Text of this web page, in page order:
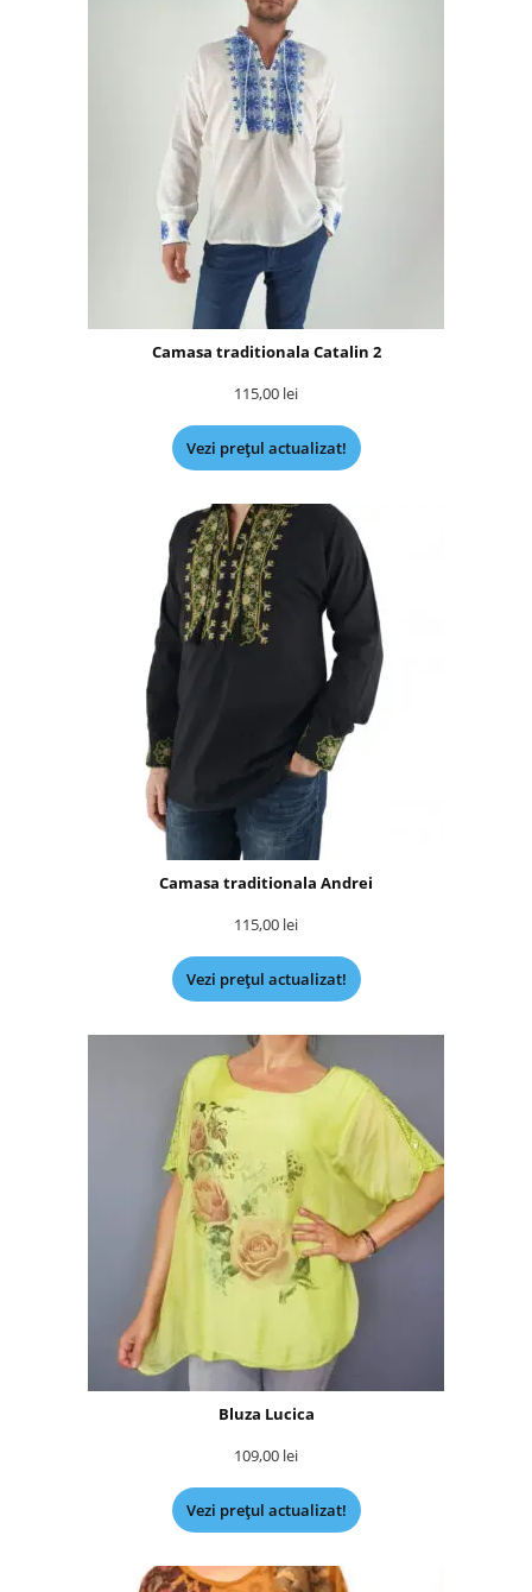
Camasa traditionala Catalin 2
115,00 lei
Vezi prețul actualizat!
Camasa traditionala Andrei
115,00 lei
Vezi prețul actualizat!
Bluza Lucica
109,00 lei
Vezi prețul actualizat!